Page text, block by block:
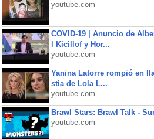
youtube.com
COVID-19 | Anuncio de
l Kicillof y Hor...
youtube.com
Yanina Latorre rompió en
stia de Lola L...
youtube.com
Brawl Stars: Brawl Talk -
youtube.com